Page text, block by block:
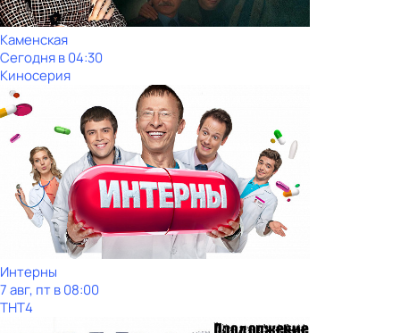
Каменская
Сегодня в 04:30
Киносерия
Интерны
7 авг, пт в 08:00
ТНТ4